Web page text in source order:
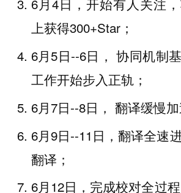
上获得300+Star；
6月5日--6日， 协同机制
工作开始步入正轨；
6月7日--8日， 翻译缓慢加
6月9日--11日，翻译全速
翻译；
6月12日，完成校对全过